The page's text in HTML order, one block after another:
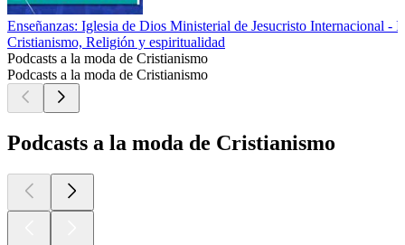
Enseñanzas: Iglesia de Dios Ministerial de Jesucristo Internacional -
Cristianismo, Religión y espiritualidad
Podcasts a la moda de Cristianismo
Podcasts a la moda de Cristianismo
Podcasts a la moda de Cristianismo